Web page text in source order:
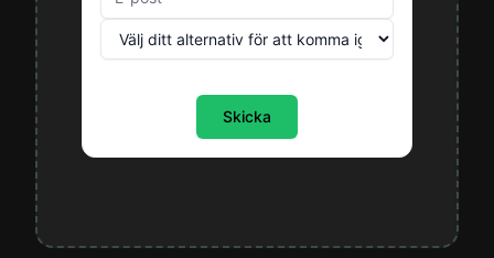
Skicka